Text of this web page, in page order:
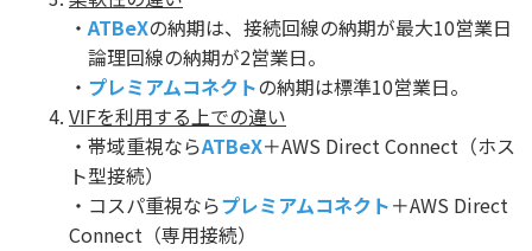
・ATBeXの納期は、接続回線の納期が最大10営業日
論理回線の納期が2営業日。
・ プレミアムコネクトの納期は標準10営業日。
VIFを利用する上での違い
・帯域重視ならATBeX＋AWS Direct Connect（ホス
ト型接続）
・コスパ重視ならプレミアムコネクト＋AWS Direct
Connect（専用接続）